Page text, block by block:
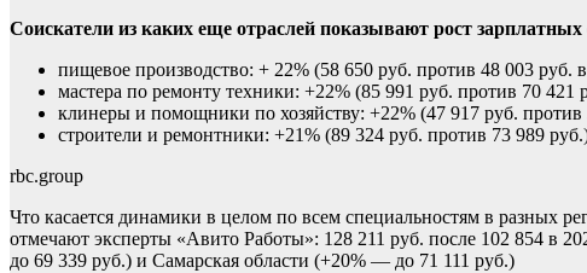
Соискатели из каких еще отраслей показывают рост
пищевое производство: + 22% (58 650 руб. против 48 003 руб.
мастера по ремонту техники: +22% (85 991 руб. против 70 421
клинеры и помощники по хозяйству: +22% (47 917 руб. против
строители и ремонтники: +21% (89 324 руб. против 73 989
rbc.group
Что касается динамики в целом по всем специальностям в разных
отмечают эксперты «Авито Работы»: 128 211 руб. после 102 854 в
до 69 339 руб.) и Самарская области (+20% — до 71 111 руб.)